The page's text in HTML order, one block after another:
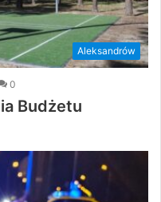
Aleksandrów
0
Budżetu